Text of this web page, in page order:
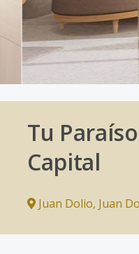
Tu
Capital
Juan Dolio, Juan